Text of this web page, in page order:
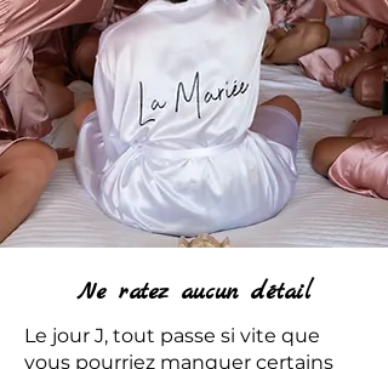
Ne ratez aucun détail
Le jour J, tout passe si vite que
vous pourriez manquer certains